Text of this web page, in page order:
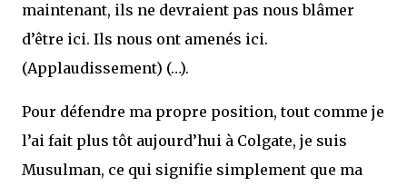
maintenant, ils ne devraient pas nous blâmer
d’être ici. Ils nous ont amenés ici.
(Applaudissement) (…).
Pour défendre ma propre position, tout comme je
l’ai fait plus tôt aujourd’hui à Colgate, je suis
Musulman, ce qui signifie simplement que ma